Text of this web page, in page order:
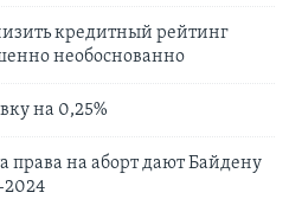
кредитный рейтинг
необоснованно
на 0,25%
права на аборт дают Байдену
2024